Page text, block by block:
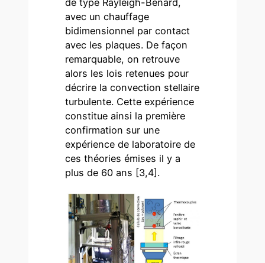
avec un chauffage
bidimensionnel par contact
avec les plaques. De façon
remarquable, on retrouve
alors les lois retenues pour
décrire la convection stellaire
turbulente. Cette expérience
constitue ainsi la première
confirmation sur une
expérience de laboratoire de
ces théories émises il y a
plus de 60 ans [3,4].